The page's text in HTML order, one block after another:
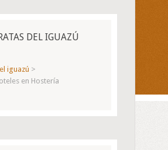
DEL IGUAZÚ
iguazú >
en Hostería